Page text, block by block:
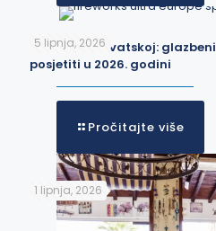
5 lipnja, 2026
Festivali u Hrvatskoj:
posjetiti u 2026. godini
Pročitajte više
1 lipnja, 2026